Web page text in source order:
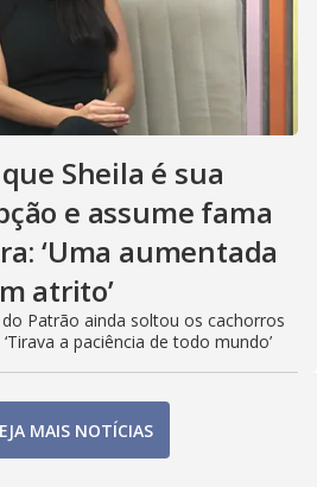
Sheila é sua
e assume fama
‘Uma aumentada
atrito’
Patrão ainda soltou os cachorros
a paciência de todo mundo’
MAIS NOTÍCIAS